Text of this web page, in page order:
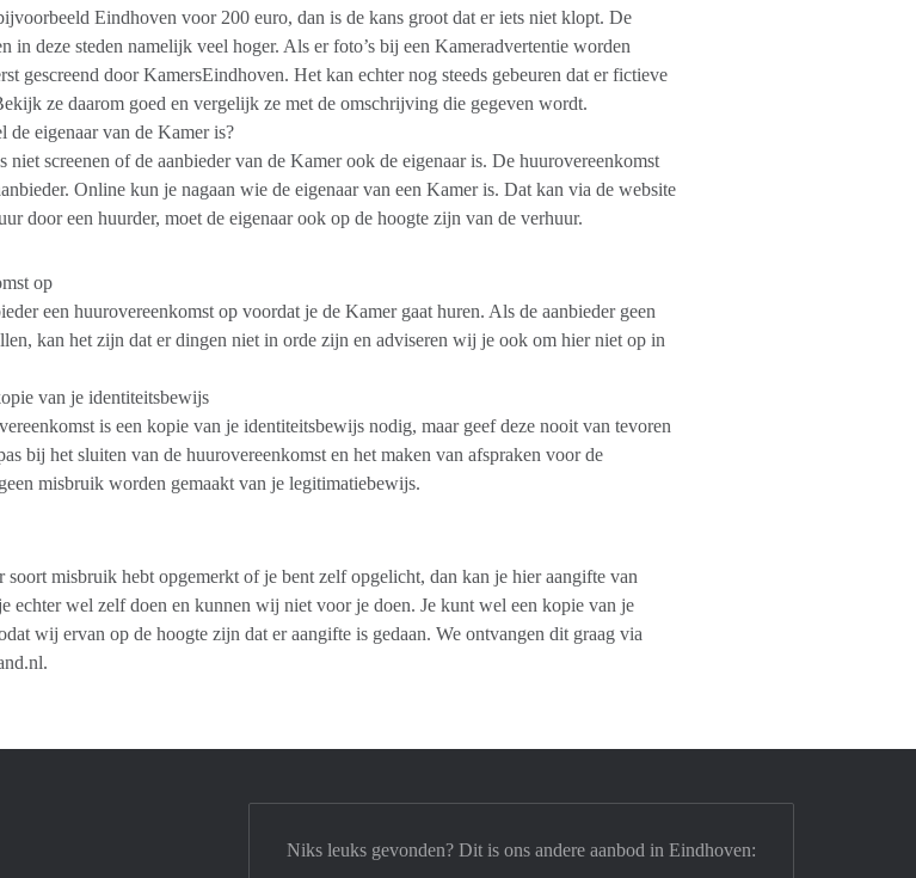
Eindhoven voor 200 euro, dan is de kans groot dat er iets niet klopt. De
in deze steden namelijk veel hoger. Als er foto’s bij een Kameradvertentie worden
gescreend door KamersEindhoven. Het kan echter nog steeds gebeuren dat er fictieve
ze daarom goed en vergelijk ze met de omschrijving die gegeven wordt.
eigenaar van de Kamer is?
niet screenen of de aanbieder van de Kamer ook de eigenaar is. De huurovereenkomst
Online kun je nagaan wie de eigenaar van een Kamer is. Dat kan via de website
door een huurder, moet de eigenaar ook op de hoogte zijn van de verhuur.
op
een huurovereenkomst op voordat je de Kamer gaat huren. Als de aanbieder geen
kan het zijn dat er dingen niet in orde zijn en adviseren wij je ook om hier niet op in
van je identiteitsbewijs
is een kopie van je identiteitsbewijs nodig, maar geef deze nooit van tevoren
bij het sluiten van de huurovereenkomst en het maken van afspraken voor de
misbruik worden gemaakt van je legitimatiebewijs.
misbruik hebt opgemerkt of je bent zelf opgelicht, dan kan je hier aangifte van
echter wel zelf doen en kunnen wij niet voor je doen. Je kunt wel een kopie van je
wij ervan op de hoogte zijn dat er aangifte is gedaan. We ontvangen dit graag via
Niks leuks gevonden? Dit is ons andere aanbod in Eindhoven: